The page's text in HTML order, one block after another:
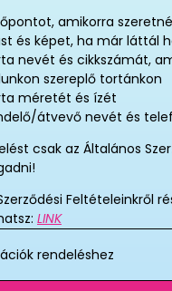
amikorra
és képet, ha már láttál
nevét és cikkszámát,
szereplő tortánkon
méretét és ízét
átvevő nevét és
csak az Általános
Feltételeinkről
LINK
rendeléshez